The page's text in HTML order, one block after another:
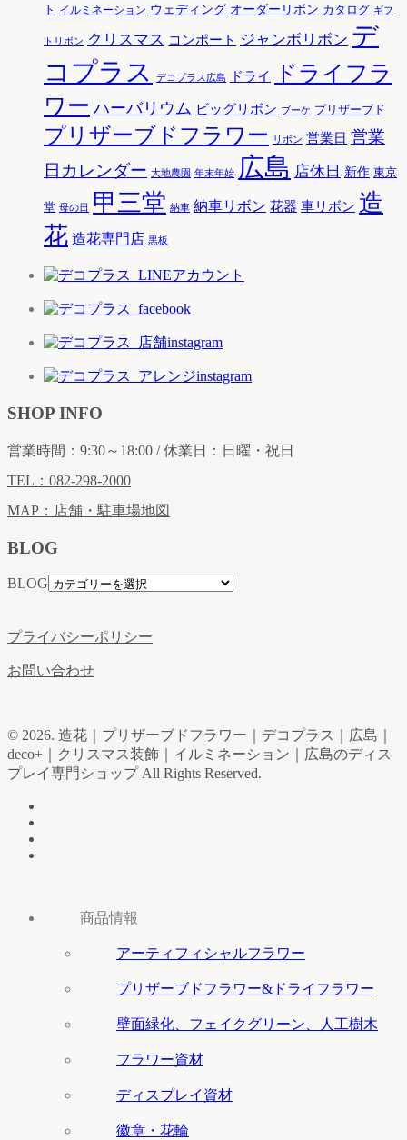
ト イルミネーション ウェディング オーダーリボン カタログ ギフ
トリボン クリスマス コンポート ジャンボリボン デ
コプラス
デコプラス広島 ドライ
ドライフラ
ワー ハーバリウム ビッグリボン ブーケ プリザーブド
プリザーブドフラワー リボン 営業日 営業
日カレンダー 大地農園 年末年始 広島 店休日 新作 東京
堂 母の日 甲三堂 納車 納車リボン 花器 車リボン 造
花 造花専門店 黒板
SHOP INFO
営業時間：9:30～18:00 / 休業日：日曜・祝日
TEL：082-298-2000
MAP：店舗・駐車場地図
BLOG
BLOG
プライバシーポリシー
お問い合わせ
© 2026. 造花｜プリザーブドフラワー｜デコプラス｜広島｜
deco+｜クリスマス装飾｜イルミネーション｜広島のディス
プレイ専門ショップ All Rights Reserved.
商品情報
アーティフィシャルフラワー
プリザーブドフラワー&ドライフラワー
壁面緑化、フェイクグリーン、人工樹木
フラワー資材
ディスプレイ資材
徽章・花輪